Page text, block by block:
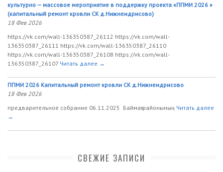
культурно — массовое мероприятие в поддержку проекта «ППМИ 2026 »
(капитальный ремонт кровли СК д.Нижнеидрисово)
18 Фев 2026
https://vk.com/wall-136350387_26112 https://vk.com/wall-
136350387_26111 https://vk.com/wall-136350387_26110
https://vk.com/wall-136350387_26108 https://vk.com/wall-
136350387_26107 Читать далее →
ППМИ 2026 Капитальный ремонт кровли СК д.Нижнеидрисово
18 Фев 2026
предварительное собрание 06.11.2025 Баймаҡ районының Читать далее
→
СВЕЖИЕ ЗАПИСИ